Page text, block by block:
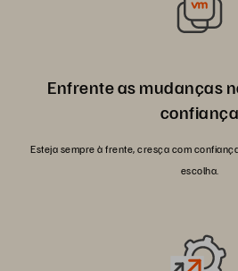
Enfrente as mudanças
confiança
Esteja sempre à frente, cresça com
escolha.